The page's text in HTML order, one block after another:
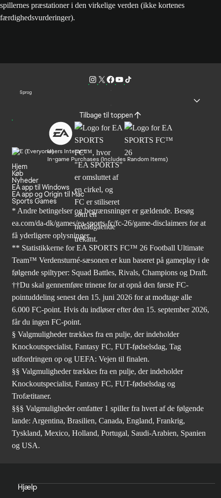
spillernes præstationer i den virkelige verden (ikke kortenes
færdighedsvurderinger).
Sprog
Tilbage til toppen
Users Interact
In-game Purchases (Includes Random Items)
Hjem
Køb
Nyheder
EA app til Windows
EA app og Origin til Mac
Sports Games
* Andre betingelser og begrænsninger er gældende. Besøg
ea.com/da-dk/games/ea-sports-fc/fc-26/game-disclaimers for at
få yderligere oplysninger.
** Statistikkerne for EA SPORTS FC™ 26 Football Ultimate
Team™ Verdensturné-sæsonen er kun baseret på gameplay i de
følgende spiltyper: Squad Battles, Rivals, Champions og Draft.
††Du skal gennemføre trinene for at opnå den første FC-
pointuddeling senest den 15. juni 2026 for at modtage alle
6.000 FC-point. Hvis du indløser efter den 15. september 2026,
får du ingen FC-point.
§ Valgmuligheder trækkes fra en pulje, der indeholder
Knockoutspecialist, Fantasy FC, FUT-fødselsdag, Tag
udfordringen op og UEFA: Vejen til finalen.
§§ Valgmuligheder trækkes fra en pulje, der indeholder
Knockoutspecialist, Fantasy FC, FUT-fødselsdag og
Trofætitaner.
§§§ Valgmuligheder omfatter 1 spiller fra hvert af de følgende
lande: Argentina, Brasilien, Canada, England, Frankrig,
Tyskland, Mexico, Holland, Portugal, Saudi-Arabien, Spanien
og USA.
Hjælp